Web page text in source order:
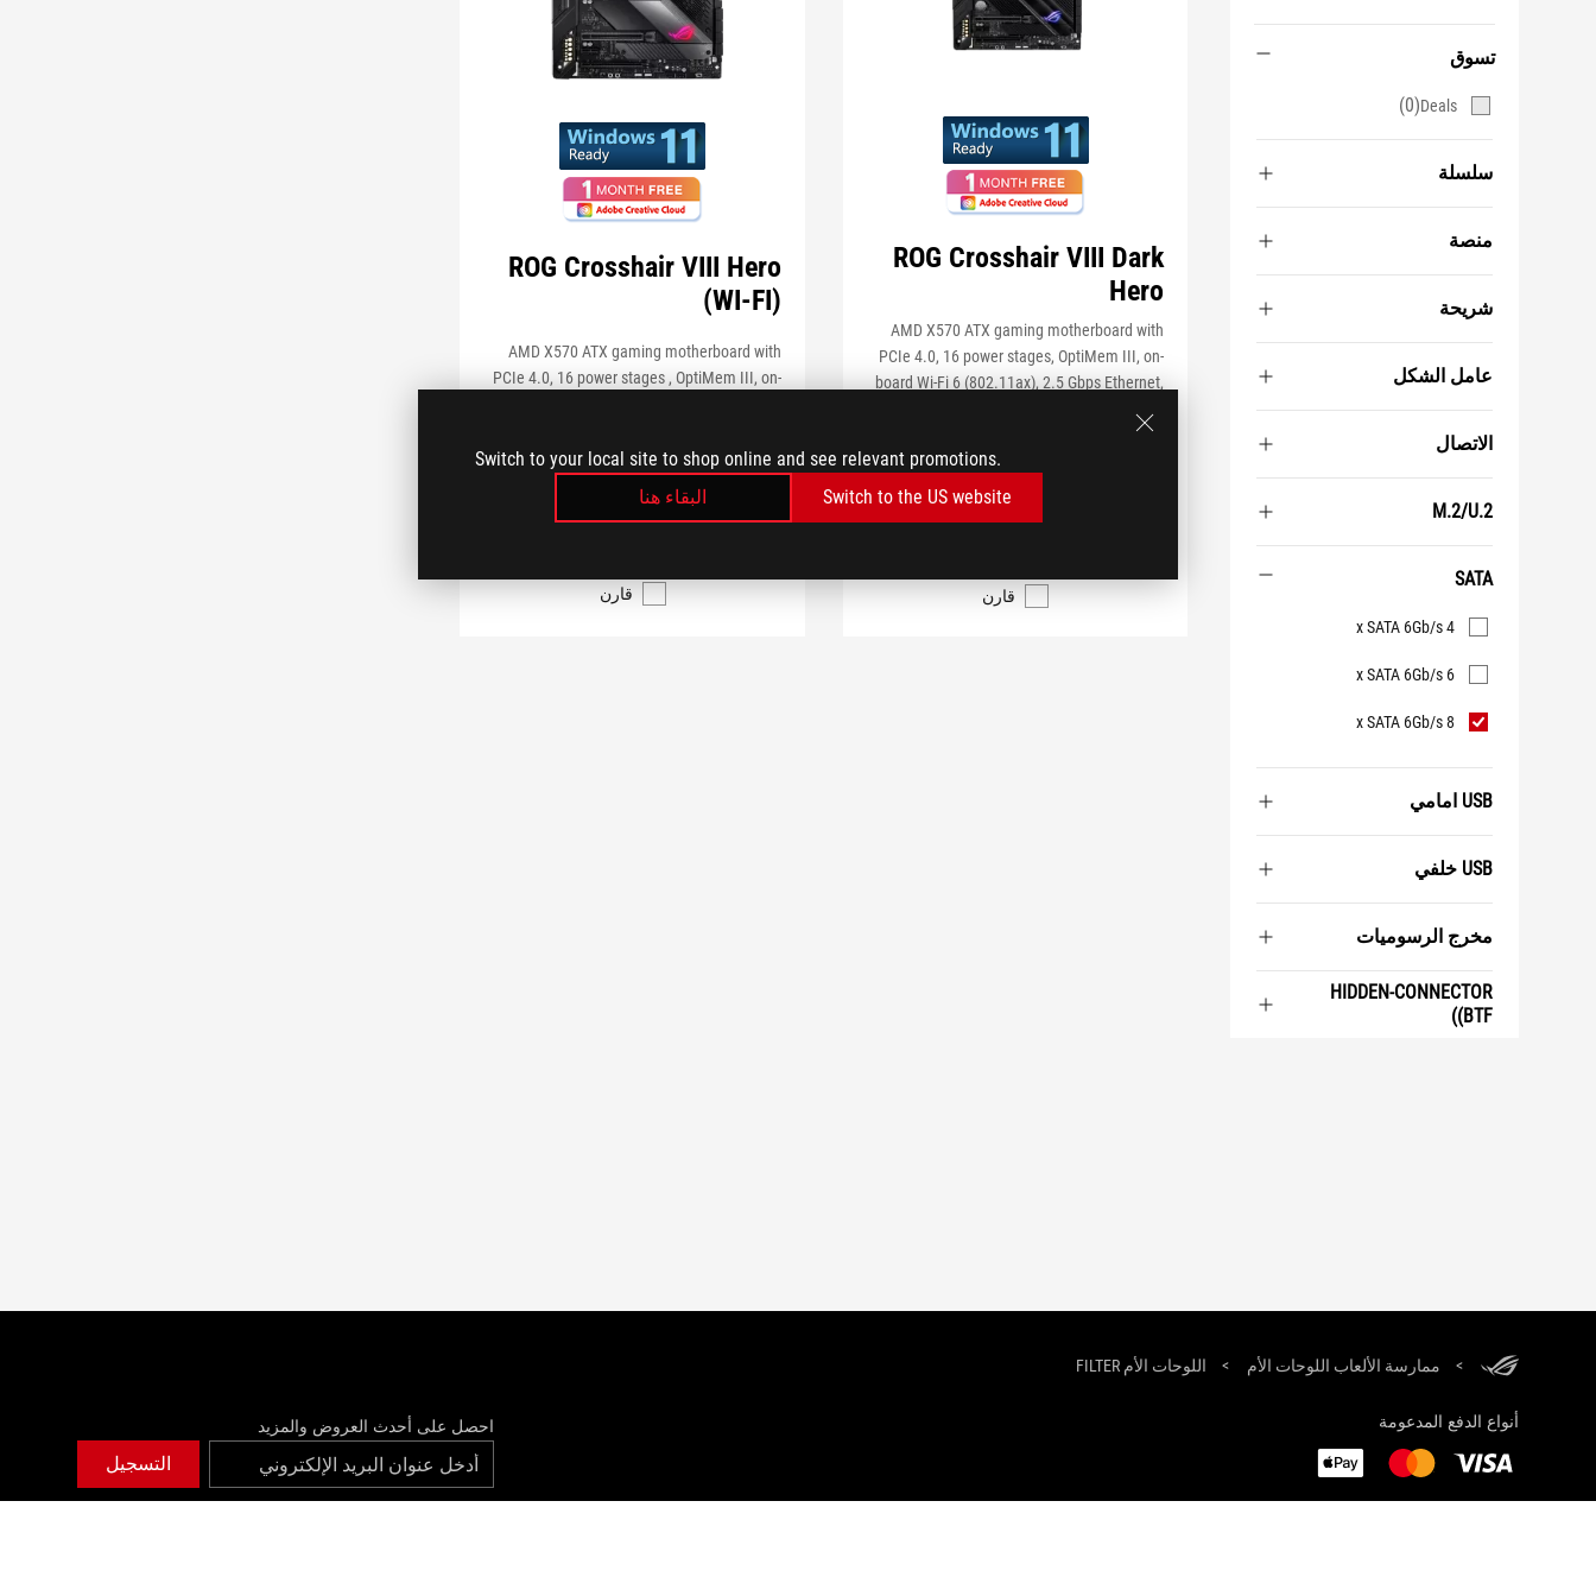
Switch to your local site to shop online and see relevant promotions.
البقاء هنا
Switch to the US website
تسوق
Deals
(0)
سلسلة
منصة
شريحة
عامل الشكل
الاتصال
M.2/U.2
SATA
SATA
4 x SATA 6Gb/s
6 x SATA 6Gb/s
8 x SATA 6Gb/s
USB امامي
USB خلفي
مخرج الرسوميات
HIDDEN-CONNECTOR
(BTF)
ROG Crosshair VIII Dark
Hero
AMD X570 ATX gaming motherboard with
PCIe 4.0, 16 power stages, OptiMem III, on-
board Wi-Fi 6 (802.11ax), 2.5 Gbps Ethernet,
USB 3.2, SATA, M.2 and Aura Sync RGB
lighting
أعرف أكثر
قارن
ROG Crosshair VIII Hero
(WI-FI)
AMD X570 ATX gaming motherboard with
PCIe 4.0, 16 power stages , OptiMem III, on-
قارن
> ممارسة الألعاب اللوحات الأم > اللوحات الأم FILTER
أنواع الدفع المدعومة احصل على أحدث العروض والمزيد
التسجيل